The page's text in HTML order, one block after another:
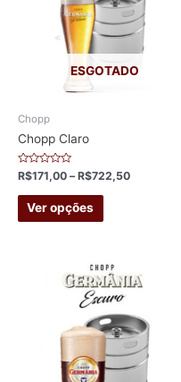
ESGOTADO
Chopp
Chopp Claro
Avaliação
0
de
R$171,00 –R$722,50
Ver opções
This
product
multiple
variants.
options
may
be